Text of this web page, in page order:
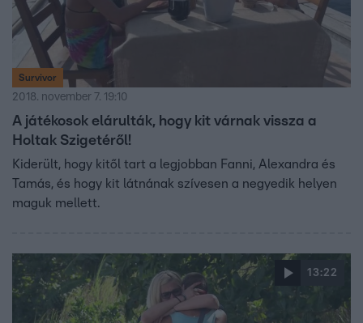
Survivor
2018. november 7. 19:10
A játékosok elárulták, hogy kit várnak vissza a
Holtak Szigetéről!
Kiderült, hogy kitől tart a legjobban Fanni, Alexandra és
Tamás, és hogy kit látnának szívesen a negyedik helyen
maguk mellett.
13:22